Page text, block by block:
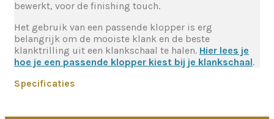
bewerkt, voor de finishing touch.
Het gebruik van een passende klopper is erg
belangrijk om de mooiste klank en de beste
klanktrilling uit een klankschaal te halen. Hier lees je
hoe je een passende klopper kiest bij je klankschaal.
Specificaties